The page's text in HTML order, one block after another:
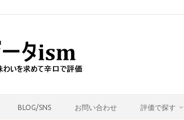
BLOG/SNS お問い合わせ 評価で探す